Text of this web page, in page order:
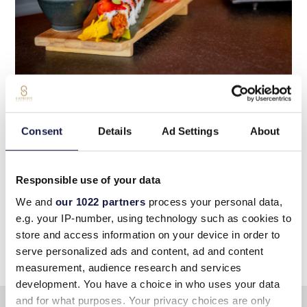
Consent Details Ad Settings About
Responsible use of your data
We and our 1022 partners process your personal data,
e.g. your IP-number, using technology such as cookies to
store and access information on your device in order to
serve personalized ads and content, ad and content
measurement, audience research and services
development. You have a choice in who uses your data
and for what purposes. Your privacy choices are only
“At Lyttos Mare, you are free to indulge at
your own pace
”